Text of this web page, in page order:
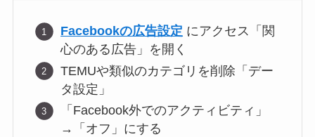
Facebookの広告設定 にアクセス「関
心のある広告」を開く
TEMUや類似のカテゴリを削除「デー
タ設定」
「Facebook外でのアクティビティ」
→「オフ」にする